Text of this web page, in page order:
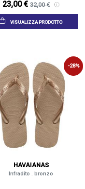
23,00 € 32,00 €
VISUALIZZA PRODOTTO
-28%
HAVAIANAS
Infradito . bronzo